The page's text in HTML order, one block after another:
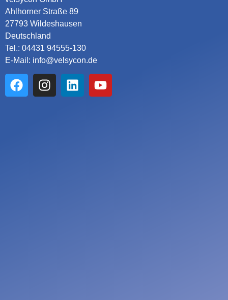
Ahlhorner Straße 89
27793 Wildeshausen
Deutschland
Tel.: 04431 94555-130
E-Mail: info@velsycon.de